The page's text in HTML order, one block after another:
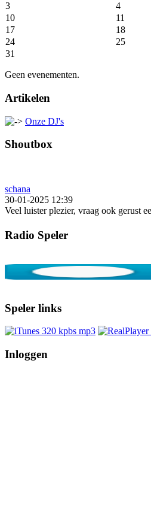
3
4
10
11
17
18
24
25
31
Geen evenementen.
Artikelen
Onze DJ's
Shoutbox
schana
30-01-2025 12:39
Veel luister plezier, vraag ook gerust
Radio Speler
Speler links
Inloggen